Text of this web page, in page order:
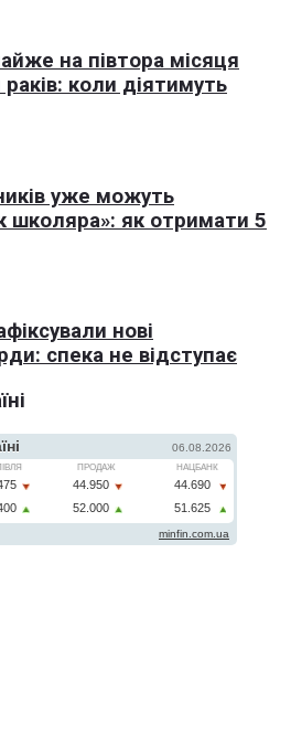
на півтора місяця
коли діятимуть
уже можуть
школяра»: як отримати 5
нові
спека не відступає